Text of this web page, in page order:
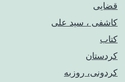
قضایی
کاشفی ، سید علی
کتاب
کردستان
کردونی، روزبه